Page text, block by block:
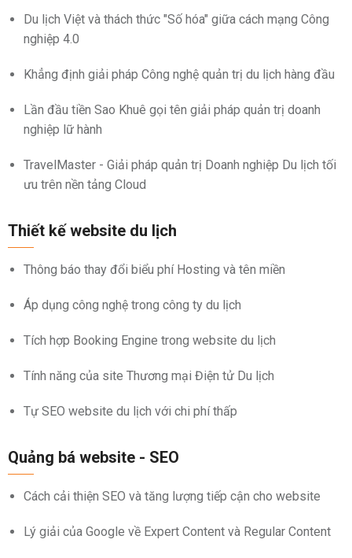
Du lịch Việt và thách thức "Số hóa" giữa cách mạng Công
nghiệp 4.0
Khẳng định giải pháp Công nghệ quản trị du lịch hàng đầu
Lần đầu tiền Sao Khuê gọi tên giải pháp quản trị doanh
nghiệp lữ hành
TravelMaster - Giải pháp quản trị Doanh nghiệp Du lịch tối
ưu trên nền tảng Cloud
Thiết kế website du lịch
Thông báo thay đổi biểu phí Hosting và tên miền
Áp dụng công nghệ trong công ty du lịch
Tích hợp Booking Engine trong website du lịch
Tính năng của site Thương mại Điện tử Du lịch
Tự SEO website du lịch với chi phí thấp
Quảng bá website - SEO
Cách cải thiện SEO và tăng lượng tiếp cận cho website
Lý giải của Google về Expert Content và Regular Content